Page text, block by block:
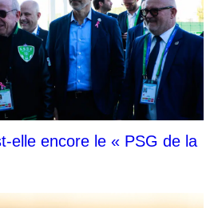
elle encore le « PSG de la